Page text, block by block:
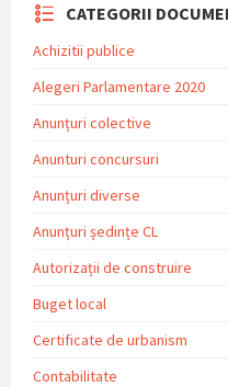
CATEGORII
Achizitii publice
Alegeri Parlamentare 2020
Anunțuri colective
Anunturi concursuri
Anunțuri diverse
Anunțuri ședințe CL
Autorizații de construire
Buget local
Certificate de urbanism
Contabilitate